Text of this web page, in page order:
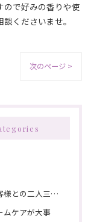
ので好みの香りや使
くださいませ。
次のページ >
髪を綺麗にしていく
ケアが大事